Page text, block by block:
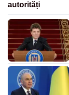
autorități